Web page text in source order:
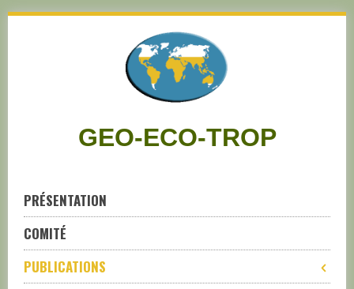
GEO-ECO-TROP
PRÉSENTATION
COMITÉ
PUBLICATIONS